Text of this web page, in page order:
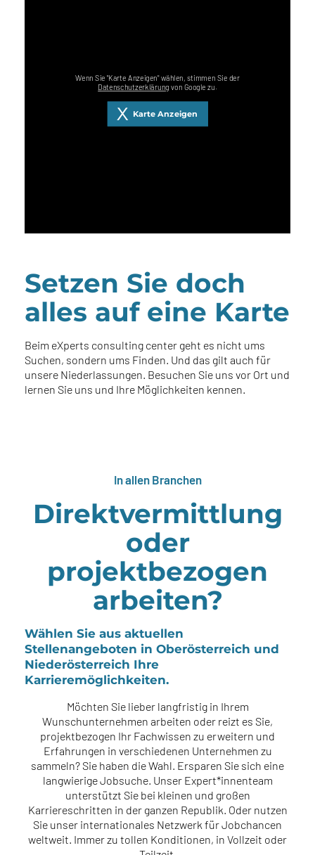
Setzen Sie doch
alles auf eine Karte
Beim eXperts consulting center geht es nicht ums
Suchen, sondern ums Finden. Und das gilt auch für
unsere Niederlassungen. Besuchen Sie uns vor Ort und
lernen Sie uns und Ihre Möglichkeiten kennen.
Wenn Sie "Karte Anzeigen" wählen, stimmen Sie der
Datenschutzerklärung von Google zu.
Karte Anzeigen
In allen Branchen
Direktver­mittlung
oder
projektbezogen
arbeiten?
Wählen Sie aus aktuellen
Stellenangeboten in Oberösterreich und
Niederösterreich Ihre
Karrieremöglichkeiten.
Möchten Sie lieber langfristig in Ihrem
Wunschunternehmen arbeiten oder reizt es Sie,
projektbezogen Ihr Fachwissen zu erweitern und
Erfahrungen in verschiedenen Unternehmen zu
sammeln? Sie haben die Wahl. Ersparen Sie sich eine
langwierige Jobsuche. Unser Expert*innenteam
unterstützt Sie bei kleinen und großen
Karriereschritten in der ganzen Republik. Oder nutzen
Sie unser internationales Netzwerk für Jobchancen
weltweit. Immer zu tollen Konditionen, in Vollzeit oder